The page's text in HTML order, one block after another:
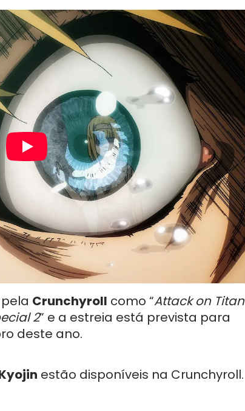
Crunchyroll como “Attack on Titan
2” e a estreia está prevista para
deste ano.
estão disponíveis na Crunchyroll.